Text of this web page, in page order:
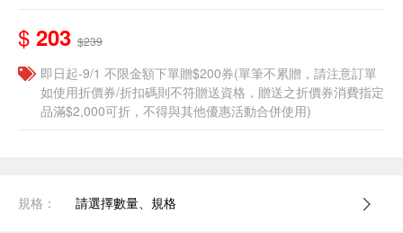
$ 203 $239
即日起-9/1 不限金額下單贈$200券(單筆不累贈，請注意訂單
如使用折價券/折扣碼則不符贈送資格，贈送之折價券消費指定
品滿$2,000可折，不得與其他優惠活動合併使用)
規格： 請選擇數量、規格